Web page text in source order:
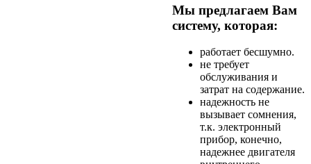
Мы предлагаем Вам
систему, которая:
работает бесшумно.
не требует
обслуживания и
затрат на содержание.
надежность не
вызывает сомнения,
т.к. электронный
прибор, конечно,
надежнее двигателя